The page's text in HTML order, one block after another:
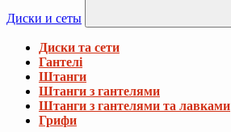
Диски и сеты
Диски та сети
Гантелі
Штанги
Штанги з гантелями
Штанги з гантелями та лавками
Грифи